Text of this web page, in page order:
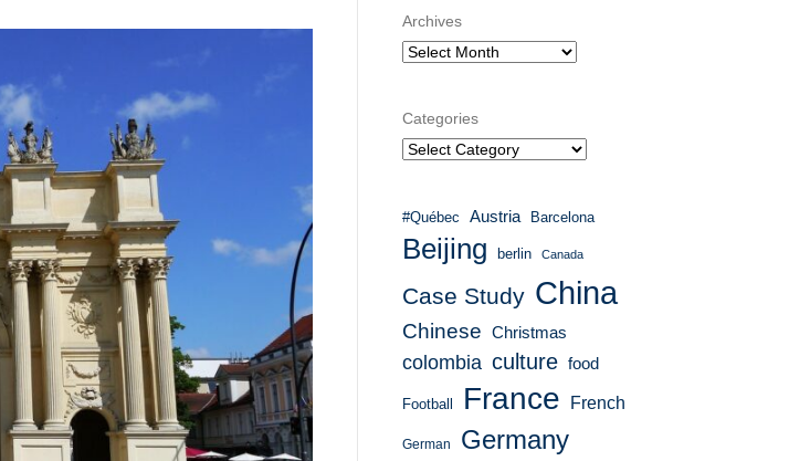
Archives
Categories
#Québec Austria Barcelona
Beijing berlin Canada
Case Study China
Chinese Christmas
colombia culture food
Football France French
German Germany